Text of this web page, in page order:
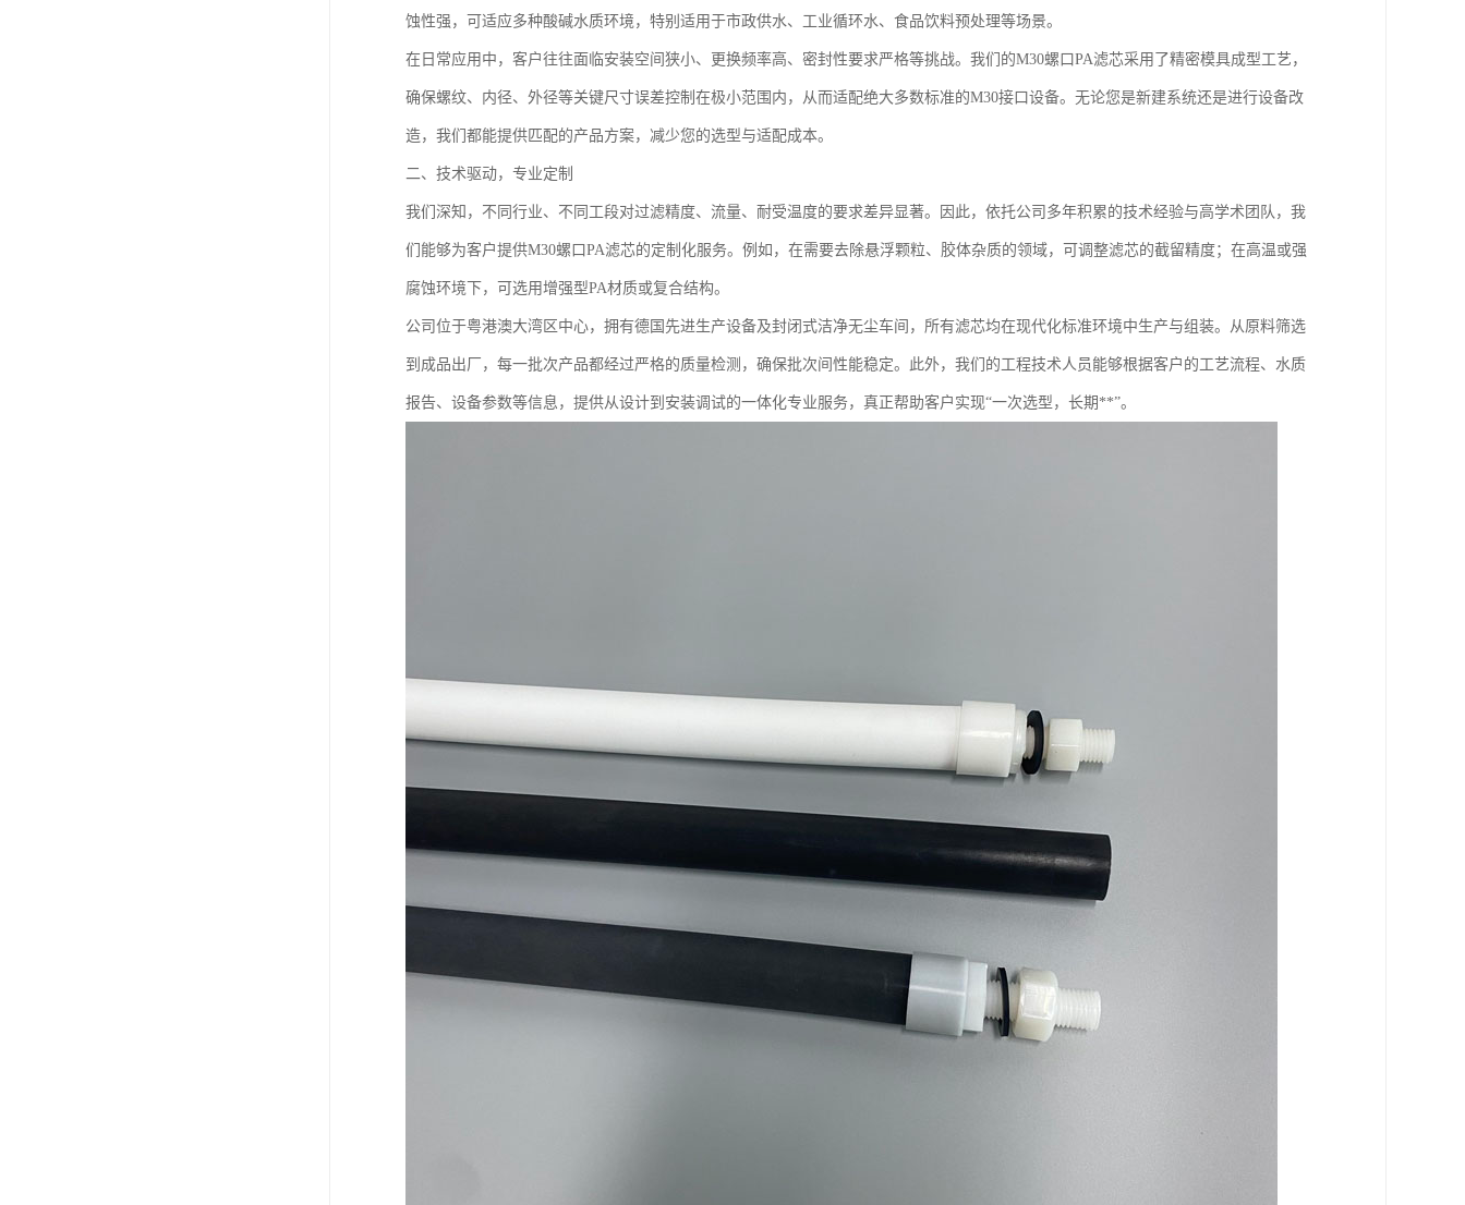
蚀性强，可适应多种酸碱水质环境，特别适用于市政供水、工业循环水、食品饮料预处理等场景。
在日常应用中，客户往往面临安装空间狭小、更换频率高、密封性要求严格等挑战。我们的M30螺口PA滤芯采用了精密模具成型工艺，
确保螺纹、内径、外径等关键尺寸误差控制在极小范围内，从而适配绝大多数标准的M30接口设备。无论您是新建系统还是进行设备改
造，我们都能提供匹配的产品方案，减少您的选型与适配成本。
二、技术驱动，专业定制
我们深知，不同行业、不同工段对过滤精度、流量、耐受温度的要求差异显著。因此，依托公司多年积累的技术经验与高学术团队，我
们能够为客户提供M30螺口PA滤芯的定制化服务。例如，在需要去除悬浮颗粒、胶体杂质的领域，可调整滤芯的截留精度；在高温或强
腐蚀环境下，可选用增强型PA材质或复合结构。
公司位于粤港澳大湾区中心，拥有德国先进生产设备及封闭式洁净无尘车间，所有滤芯均在现代化标准环境中生产与组装。从原料筛选
到成品出厂，每一批次产品都经过严格的质量检测，确保批次间性能稳定。此外，我们的工程技术人员能够根据客户的工艺流程、水质
报告、设备参数等信息，提供从设计到安装调试的一体化专业服务，真正帮助客户实现“一次选型，长期**”。